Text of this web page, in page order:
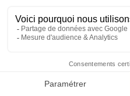
Faire-part
mercredi 02 février
Crématorium de la
Vallon de Roguez
06670 Colomars